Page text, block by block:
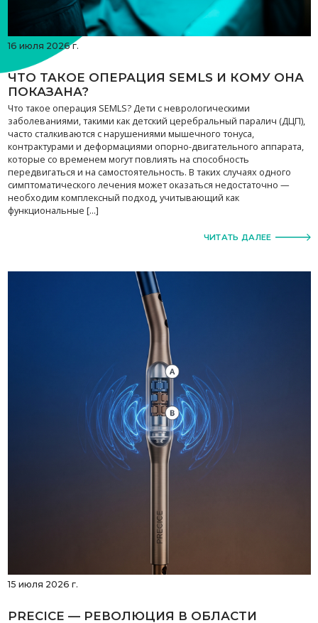
16 июля 2026 г.
ЧТО ТАКОЕ ОПЕРАЦИЯ SEMLS И КОМУ ОНА
ПОКАЗАНА?
Что такое операция SEMLS? Дети с неврологическими
заболеваниями, такими как детский церебральный паралич (ДЦП),
часто сталкиваются с нарушениями мышечного тонуса,
контрактурами и деформациями опорно-двигательного аппарата,
которые со временем могут повлиять на способность
передвигаться и на самостоятельность. В таких случаях одного
симптоматического лечения может оказаться недостаточно —
необходим комплексный подход, учитывающий как
функциональные […]
ЧИТАТЬ ДАЛЕЕ
15 июля 2026 г.
PRECICE — РЕВОЛЮЦИЯ В ОБЛАСТИ